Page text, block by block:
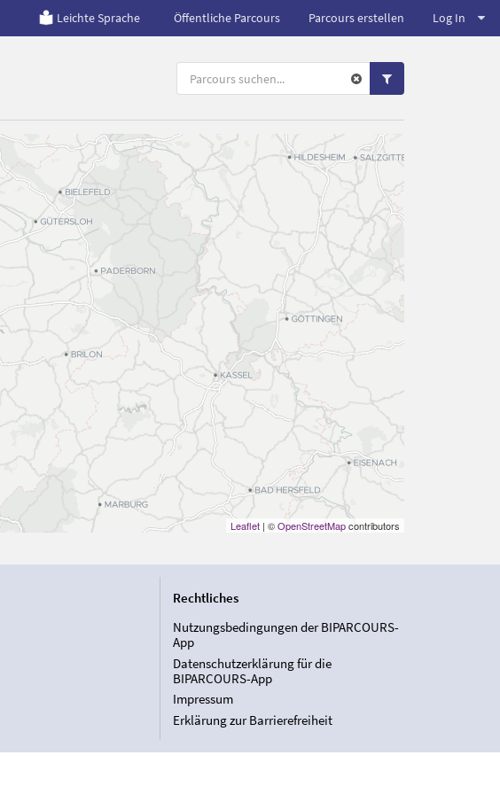
Leichte Sprache Öffentliche Parcours Parcours erstellen Log In
Leaflet| ©OpenStreetMapcontributors
Rechtliches
Nutzungsbedingungen der BIPARCOURS-
App
Datenschutzerklärung für die
BIPARCOURS-App
Impressum
Erklärung zur Barrierefreiheit